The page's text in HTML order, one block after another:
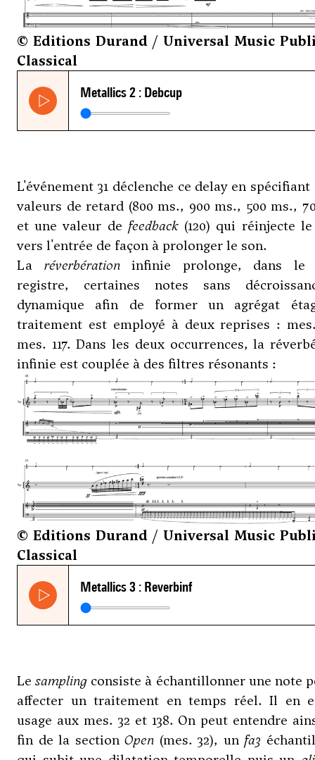
© Editions Durand / Universal Music
Classical
L'événement 31 déclenche ce delay en
valeurs de retard (800 ms., 900 ms., 500 ms.,
et une valeur de feedback(120) qui réinjecte
vers l'entrée de façon à prolonger le son.
La réverbérationinfinie prolonge, dans le
registre, certaines notes sans
dynamique afin de former un agrégat
traitement est employé à deux reprises :
mes. 117. Dans les deux occurrences, la
infinie est couplée à des filtres résonants :
© Editions Durand / Universal Music
Classical
Lesampling consiste à échantillonner une note
affecter un traitement en temps réel. Il en
usage aux mes. 32 et 138. On peut entendre
fin de la sectionOpen (mes. 32), unfa3